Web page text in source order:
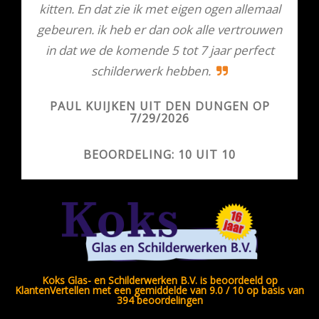
kitten. En dat zie ik met eigen ogen allemaal
gebeuren. ik heb er dan ook alle vertrouwen
in dat we de komende 5 tot 7 jaar perfect
schilderwerk hebben.
PAUL KUIJKEN UIT DEN DUNGEN OP
7/29/2026
BEOORDELING: 10 UIT 10
Koks Glas- en Schilderwerken B.V. is beoordeeld op
KlantenVertellen met een gemiddelde van 9.0 / 10 op basis van
394 beoordelingen